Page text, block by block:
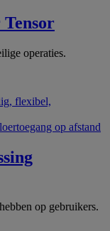
operaties.
flexibel,
op afstand
op gebruikers.